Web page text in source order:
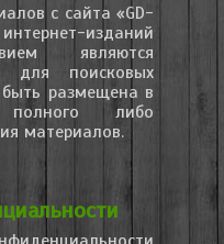
с сайта «GD-
изданий
являются
для поисковых
размещена в
либо
материалов.